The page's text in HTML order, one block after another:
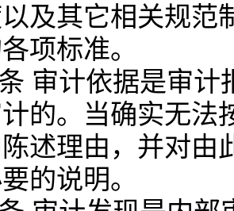
及其它相关规范
项标准。
审计依据是审
的。当确实无法
述理由，并对由
的说明。